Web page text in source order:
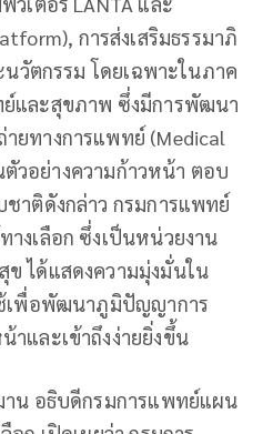
การส่งเสริมธรรมาภิ
วัตกรรม โดยเฉพาะในภาค
และสุขภาพ ซึ่งมีการพัฒนา
ยทางการแพทย์ (Medical
วอย่างความก้าวหน้า ตอบ
าติดังกล่าว กรมการแพทย์
งเลือก ซึ่งเป็นหน่วยงาน
ได้แสดงความมุ่งมั่นใน
เพื่อพัฒนาภูมิปัญญาการ
และเข้าถึงง่ายยิ่งขึ้น
น อธิบดีกรมการแพทย์แผน